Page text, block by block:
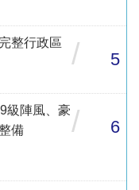
整行政區
/ 5
級陣風、豪
備
/ 6